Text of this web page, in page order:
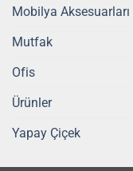
Mobilya Aksesuarları
Mutfak
Ofis
Ürünler
Yapay Çiçek